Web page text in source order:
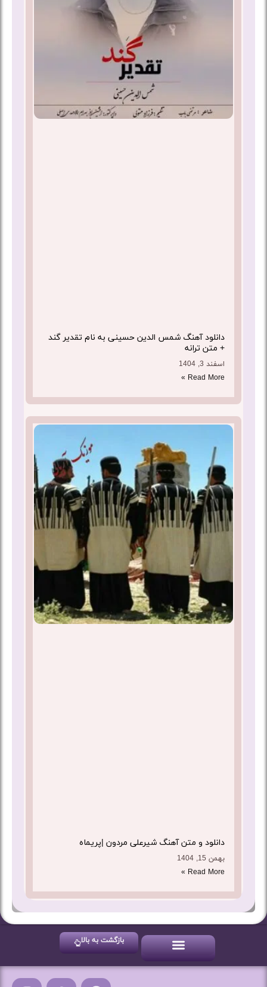
دانلود آهنگ شمس الدین حسینی به نام تقدیر گند
+ متن ترانه
اسفند 3, 1404
Read More »
دانلود و متن آهنگ شیرعلی مردون |پریماه
بهمن 15, 1404
Read More »
بازگشت به بالا